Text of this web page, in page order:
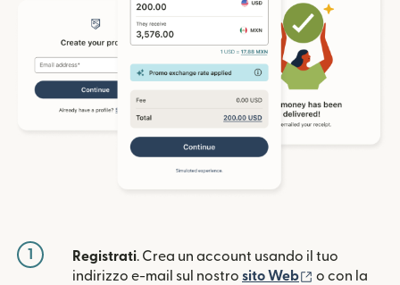
1 Registrati. Crea un account usando il tuo
indirizzo e-mail sul nostro sito Web (si apre in
o con la